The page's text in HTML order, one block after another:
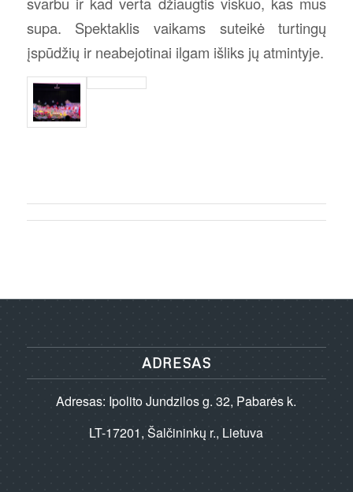
supa. Spektaklis vaikams suteikė turtingų
įspūdžių ir neabejotinai ilgam išliks jų atmintyje.
ADRESAS
Adresas: Ipolito Jundzilos g. 32, Pabarės k.
LT-17201, Šalčininkų r., Lietuva